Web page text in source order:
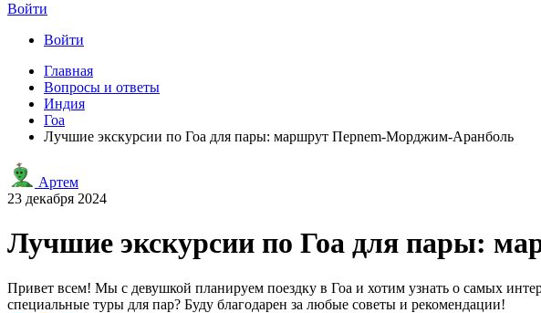
Войти
Войти
Главная
Вопросы и ответы
Индия
Гоа
Лучшие экскурсии по Гоа для пары: маршрут Перnem-Морджим-Аранболь
Артем
23 декабря 2024
Лучшие экскурсии по Гоа для пары:
Привет всем! Мы с девушкой планируем поездку в Гоа и хотим узнать о самых
специальные туры для пар? Буду благодарен за любые советы и рекомендации!